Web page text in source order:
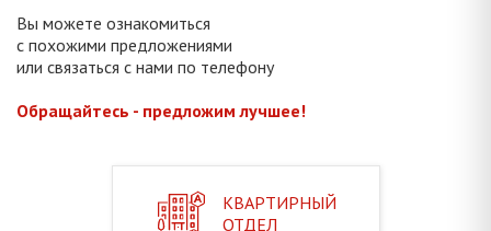
Вы можете ознакомиться
с похожими предложениями
или связаться с нами по телефону
Обращайтесь - предложим лучшее!
КВАРТИРНЫЙ
ОТДЕЛ